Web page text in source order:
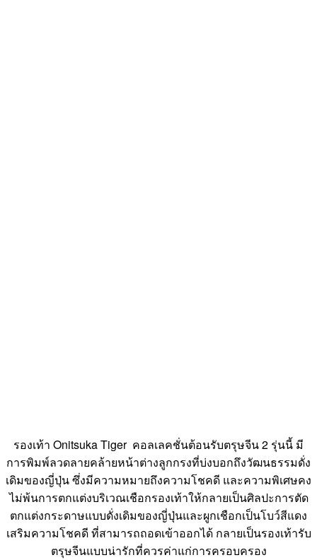
รองเท้า Onitsuka Tiger คอลเลคชั่นต้อนรับตรุษจีน 2 รุ่นนี้ มี
การพิมพ์ลวดลายคล้ายหน้าต่างลูกกรงที่บ่งบอกถึงวัฒนธรรมดั่ง
เดิมของญี่ปุ่น ซึ่งมีความหมายถึงความโชคดี และความพิเศษคง
ไม่พ้นการตกแต่งบริเวณเชือกรองเท้าให้กลายเป็นศิลปะการตัด
ตกแต่งกระดาษแบบดั่งเดิมของญี่ปุ่นและผูกเชือกเป็นโบว์สีแดง
เสริมความโชคดี ที่สามารถถอดเข้าออกได้ กลายเป็นรองเท้ารับ
ตรุษจีนแบบน่ารักที่ควรค่าแก่การครอบครอง